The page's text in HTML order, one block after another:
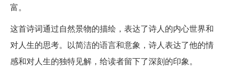
富。
这首诗词通过自然景物的描绘，表达了诗人的内心世界和
对人生的思考。以简洁的语言和意象，诗人表达了他的情
感和对人生的独特见解，给读者留下了深刻的印象。